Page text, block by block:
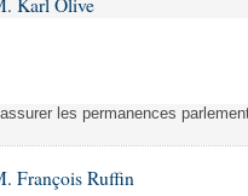
Karl Olive
les permanences
François Ruffin